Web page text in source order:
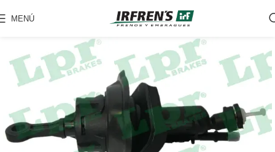
MENÚ